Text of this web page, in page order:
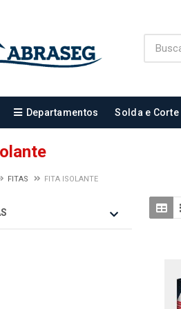
Departamentos Solda e Corte
FITAS FITA ISOLANTE